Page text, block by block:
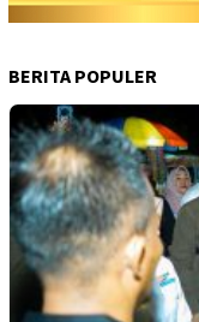
BERITA POPULER